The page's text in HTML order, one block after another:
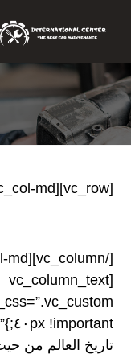
[vc_row][vc_column offset=”vc_col-md-٦″]
[vc_column_text
٤٠px !important;}”]
تاريخ العالم من